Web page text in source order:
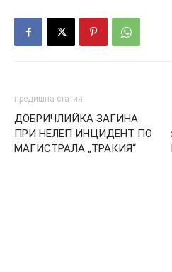
предишна статия
ДОБРИЧЛИЙКА ЗАГИНА
ПРИ НЕЛЕП ИНЦИДЕНТ ПО
МАГИСТРАЛА „ТРАКИЯ“